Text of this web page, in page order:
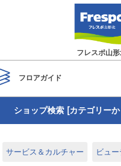
フレスポ山
フロアガイド
ショップ検索 [カテゴリー
サービス＆カルチャー ビュ